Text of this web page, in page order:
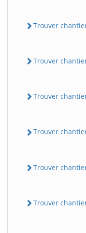
Trouver
Trouver
Trouver
Trouver
Trouver
Trouver